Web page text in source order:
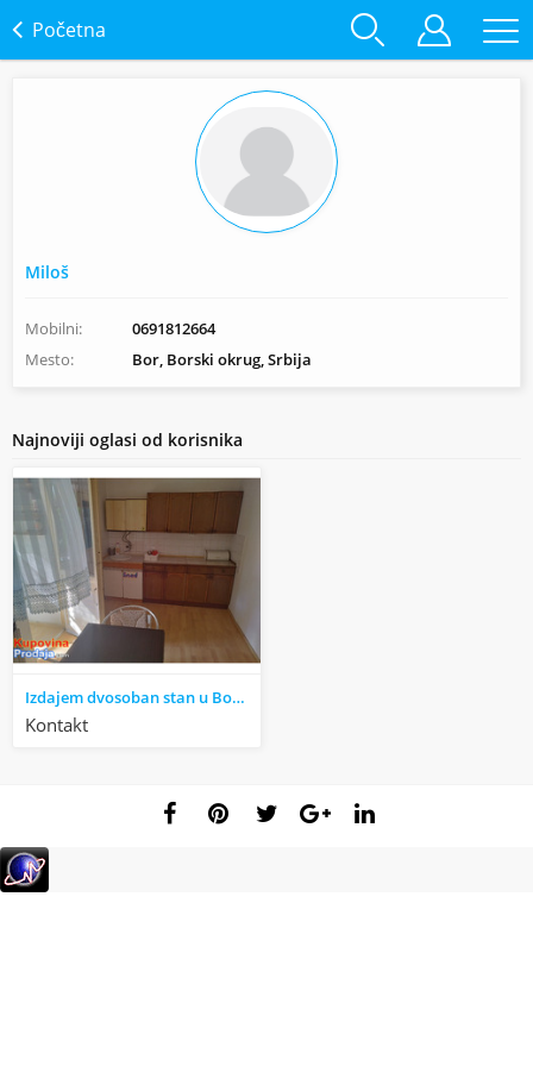
Početna
Miloš
Mobilni:
0691812664
Mesto:
Bor, Borski okrug, Srbija
Najnoviji oglasi od korisnika
Izdajem dvosoban stan u Boru
Kontakt